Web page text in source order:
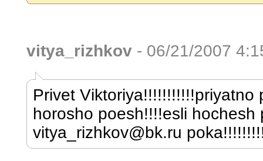
vitya_rizhkov - 06/21/2007
Privet
horosho poesh!!!!esli hochesh
vitya_rizhkov@bk.ru